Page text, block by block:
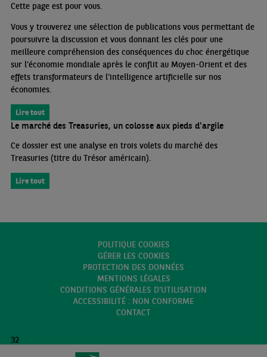
Cette page est pour vous.
Vous y trouverez une sélection de publications vous permettant de
poursuivre la discussion et vous donnant les clés pour une
meilleure compréhension des conséquences du choc énergétique
sur l'économie mondiale après le conflit au Moyen-Orient et des
effets transformateurs de l'intelligence artificielle sur nos
économies.
Lire tout
Le marché des Treasuries, un colosse aux pieds d'argile
Ce dossier est une analyse en trois volets du marché des
Treasuries (titre du Trésor américain).
Lire tout
POLITIQUE COOKIES
GÉRER LES COOKIES
PROTECTION DES DONNÉES
MENTIONS LÉGALES
CONDITIONS GÉNÉRALES D'UTILISATION
ACCESSIBILITÉ : NON CONFORME
CONTACT
32